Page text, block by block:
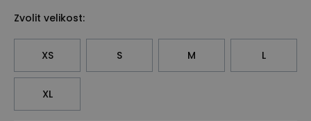
Zvolit velikost:
XS S M L
XL